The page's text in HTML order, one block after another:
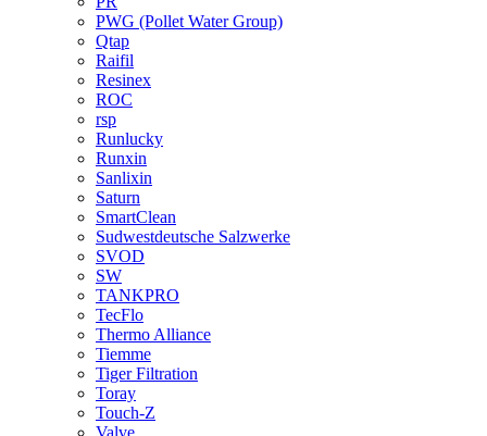
PWG (Pollet Water Group)
Qtap
Raifil
Resinex
ROC
rsp
Runlucky
Runxin
Sanlixin
Saturn
SmartClean
Sudwestdeutsche Salzwerke
SVOD
SW
TANKPRO
TecFlo
Thermo Alliance
Tiemme
Tiger Filtration
Toray
Touch-Z
Valve